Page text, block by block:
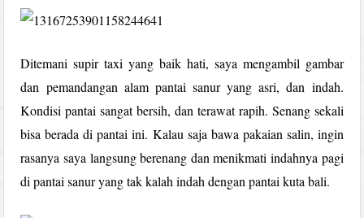
Ditemani supir taxi yang baik hati, saya mengambil gambar
dan pemandangan alam pantai sanur yang asri, dan indah.
Kondisi pantai sangat bersih, dan terawat rapih. Senang sekali
bisa berada di pantai ini. Kalau saja bawa pakaian salin, ingin
rasanya saya langsung berenang dan menikmati indahnya pagi
di pantai sanur yang tak kalah indah dengan pantai kuta bali.